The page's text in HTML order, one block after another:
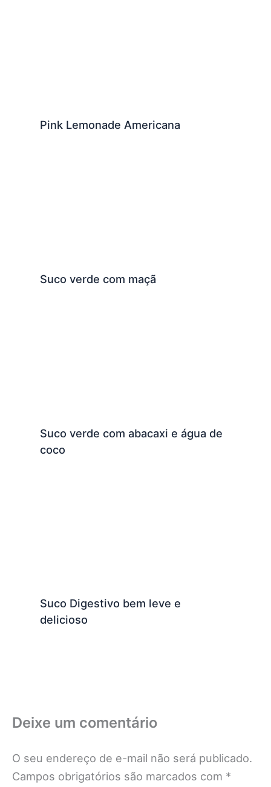
Pink Lemonade Americana
Suco verde com maçã
Suco verde com abacaxi e água de
coco
Suco Digestivo bem leve e
delicioso
Deixe um comentário
O seu endereço de e-mail não será publicado.
Campos obrigatórios são marcados com *